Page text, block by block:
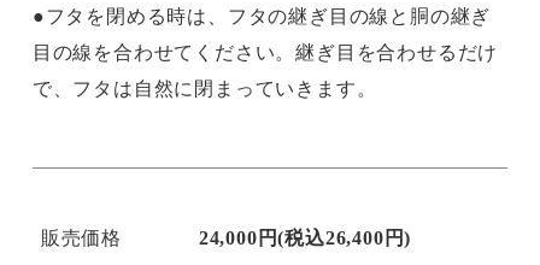
●フタを閉める時は、フタの継ぎ目の線と胴の継ぎ
目の線を合わせてください。継ぎ目を合わせるだけ
で、フタは自然に閉まっていきます。
販売価格 24,000円(税込26,400円)